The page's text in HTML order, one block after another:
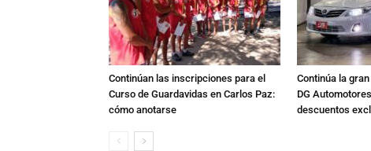
Continúan las inscripciones para el
Curso de Guardavidas en Carlos Paz:
cómo anotarse
Continúa la
DG
descuentos